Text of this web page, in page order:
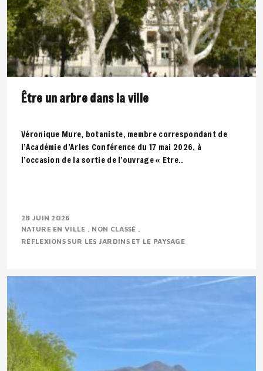
Être un arbre dans la ville
Véronique Mure, botaniste, membre correspondant de
l’Académie d’Arles Conférence du 17 mai 2026, à
l’occasion de la sortie de l’ouvrage « Etre..
28 JUIN 2026
NATURE EN VILLE
NON CLASSÉ
RÉFLEXIONS SUR LES JARDINS ET LE PAYSAGE